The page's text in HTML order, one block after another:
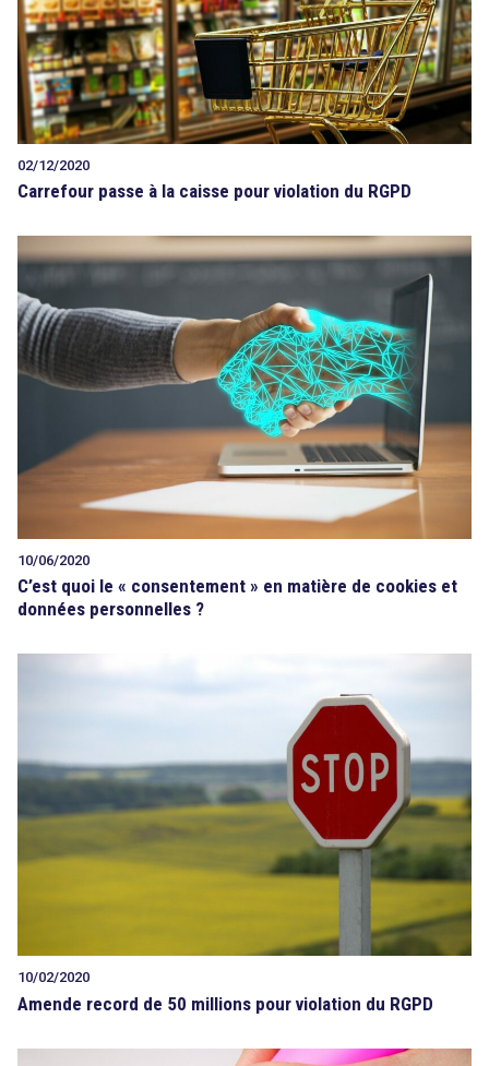
02/12/2020
Carrefour passe à la caisse pour violation du RGPD
10/06/2020
C’est quoi le « consentement » en matière de cookies et
données personnelles ?
10/02/2020
Amende record de 50 millions pour violation du RGPD